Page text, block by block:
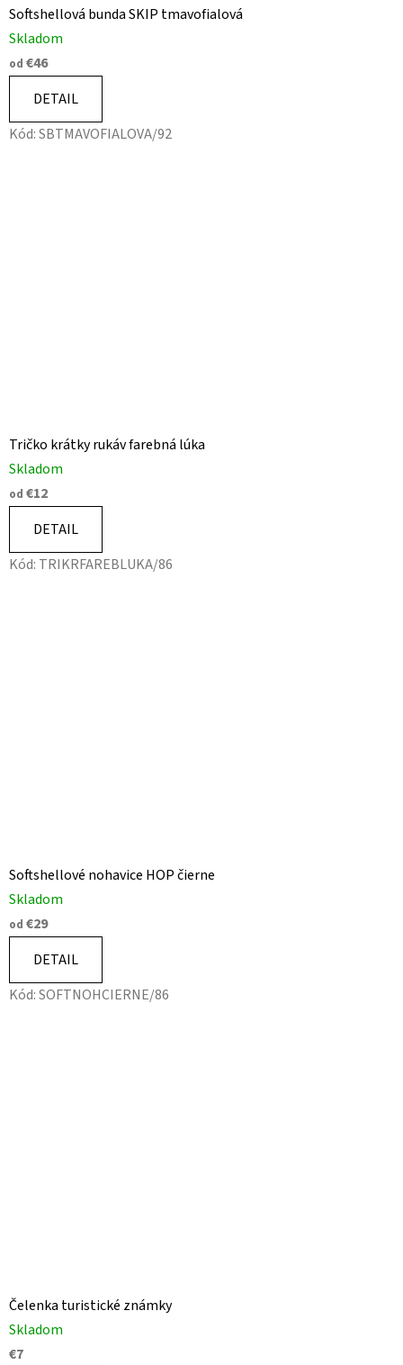
Softshellová bunda SKIP tmavofialová
Skladom
od €46
DETAIL
Kód:SBTMAVOFIALOVA/92
Tričko krátky rukáv farebná lúka
Skladom
od €12
DETAIL
Kód: TRIKRFAREBLUKA/86
Softshellové nohavice HOP čierne
Skladom
od €29
DETAIL
Kód:SOFTNOHCIERNE/86
Čelenka turistické známky
Skladom
€7